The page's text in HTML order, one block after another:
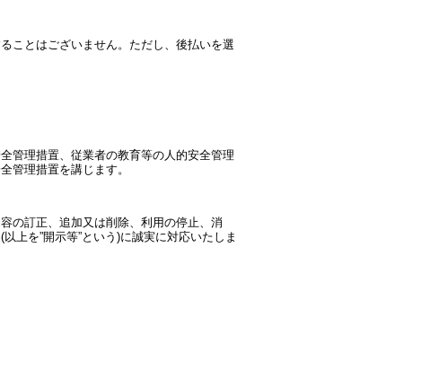
ことはございません。ただし、後払いを選
管理措置、従業者の教育等の人的安全管理
管理措置を講じます。
の訂正、追加又は削除、利用の停止、消
上を”開示等”という)に誠実に対応いたしま